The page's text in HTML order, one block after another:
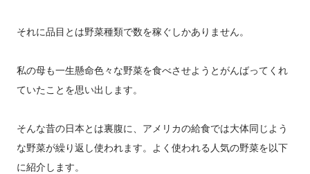
それに品目とは野菜種類で数を稼ぐしかありません。
私の母も一生懸命色々な野菜を食べさせようとがんばってくれ
ていたことを思い出します。
そんな昔の日本とは裏腹に、アメリカの給食では大体同じよう
な野菜が繰り返し使われます。よく使われる人気の野菜を以下
に紹介します。